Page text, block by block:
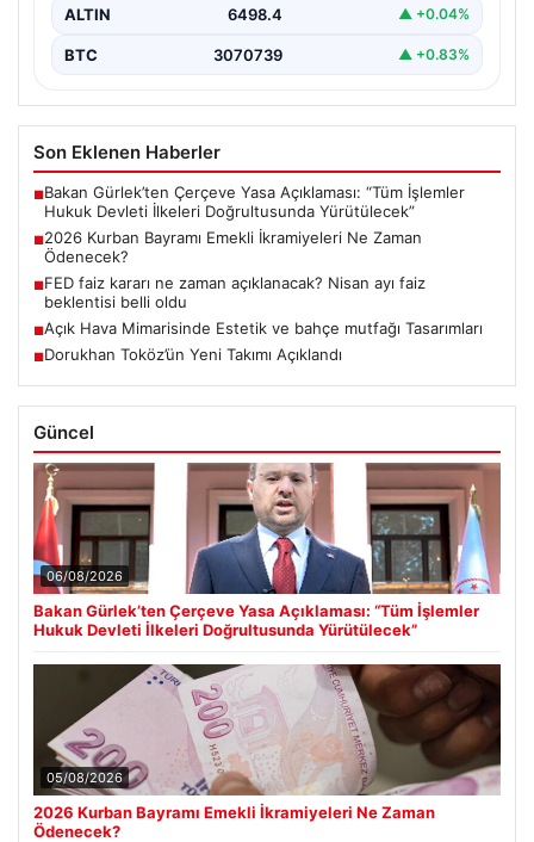
ALTIN 6498.4 ▲ +0.04%
BTC 3070739 ▲ +0.83%
Son Eklenen Haberler
■Bakan Gürlek’ten Çerçeve Yasa Açıklaması: “Tüm İşlemler
Hukuk Devleti İlkeleri Doğrultusunda Yürütülecek”
■2026 Kurban Bayramı Emekli İkramiyeleri Ne Zaman
Ödenecek?
■FED faiz kararı ne zaman açıklanacak? Nisan ayı faiz
beklentisi belli oldu
■Açık Hava Mimarisinde Estetik ve bahçe mutfağı Tasarımları
■Dorukhan Toköz’ün Yeni Takımı Açıklandı
Güncel
06/08/2026
Bakan Gürlek’ten Çerçeve Yasa Açıklaması: “Tüm İşlemler
Hukuk Devleti İlkeleri Doğrultusunda Yürütülecek”
05/08/2026
2026 Kurban Bayramı Emekli İkramiyeleri Ne Zaman
Ödenecek?